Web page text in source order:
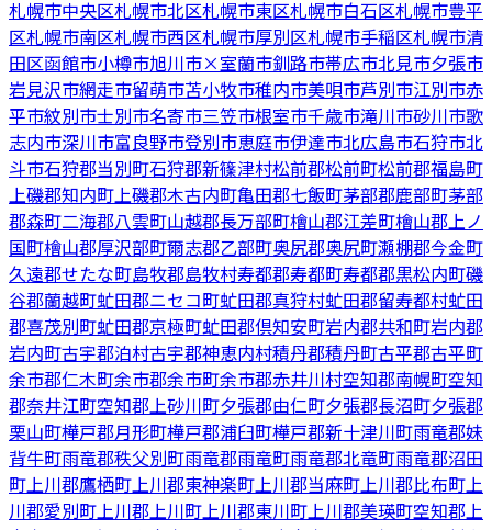
札幌市中央区札幌市北区札幌市東区札幌市白石区札幌市豊平
区札幌市南区札幌市西区札幌市厚別区札幌市手稲区札幌市清
田区函館市小樽市旭川市×室蘭市釧路市帯広市北見市夕張市
岩見沢市網走市留萌市苫小牧市稚内市美唄市芦別市江別市赤
平市紋別市士別市名寄市三笠市根室市千歳市滝川市砂川市歌
志内市深川市富良野市登別市恵庭市伊達市北広島市石狩市北
斗市石狩郡当別町石狩郡新篠津村松前郡松前町松前郡福島町
上磯郡知内町上磯郡木古内町亀田郡七飯町茅部郡鹿部町茅部
郡森町二海郡八雲町山越郡長万部町檜山郡江差町檜山郡上ノ
国町檜山郡厚沢部町爾志郡乙部町奥尻郡奥尻町瀬棚郡今金町
久遠郡せたな町島牧郡島牧村寿都郡寿都町寿都郡黒松内町磯
谷郡蘭越町虻田郡ニセコ町虻田郡真狩村虻田郡留寿都村虻田
郡喜茂別町虻田郡京極町虻田郡倶知安町岩内郡共和町岩内郡
岩内町古宇郡泊村古宇郡神恵内村積丹郡積丹町古平郡古平町
余市郡仁木町余市郡余市町余市郡赤井川村空知郡南幌町空知
郡奈井江町空知郡上砂川町夕張郡由仁町夕張郡長沼町夕張郡
栗山町樺戸郡月形町樺戸郡浦臼町樺戸郡新十津川町雨竜郡妹
背牛町雨竜郡秩父別町雨竜郡雨竜町雨竜郡北竜町雨竜郡沼田
町上川郡鷹栖町上川郡東神楽町上川郡当麻町上川郡比布町上
川郡愛別町上川郡上川町上川郡東川町上川郡美瑛町空知郡上